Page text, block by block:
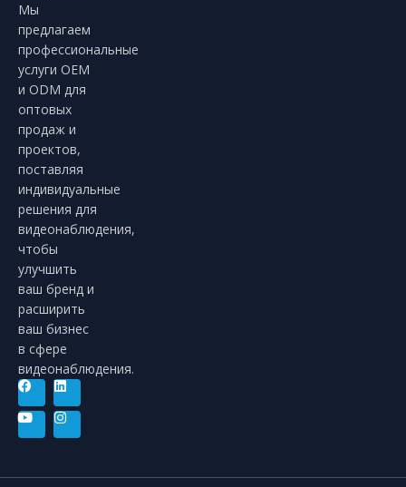
Мы
предлагаем
профессиональные
услуги OEM
и ODM для
оптовых
продаж и
проектов,
поставляя
индивидуальные
решения для
видеонаблюдения,
чтобы
улучшить
ваш бренд и
расширить
ваш бизнес
в сфере
видеонаблюдения.